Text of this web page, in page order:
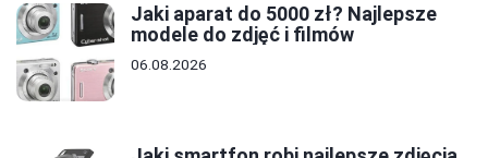
Jaki aparat do 5000 zł? Najlepsze
modele do zdjęć i filmów
06.08.2026